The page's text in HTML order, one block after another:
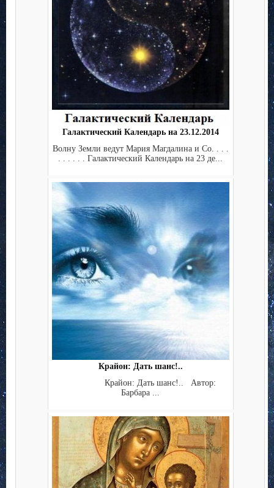
Галактический Календарь на 23.12.2014
Волну Земли ведут Мария Магдалина и Co. . . .
. . . . . . Галактический Календарь на 23 де...
Крайон: Дать шанс!..
Крайон: Дать шанс!.. Автор:
Барбара ...